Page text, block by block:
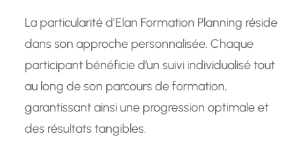
La particularité d’Elan Formation Planning réside
dans son approche personnalisée. Chaque
participant bénéficie d’un suivi individualisé tout
au long de son parcours de formation,
garantissant ainsi une progression optimale et
des résultats tangibles.